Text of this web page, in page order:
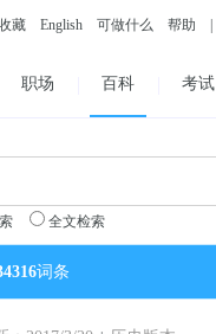
藏 English 可做什么 帮助
职场 百科 考试
全文检索
词条